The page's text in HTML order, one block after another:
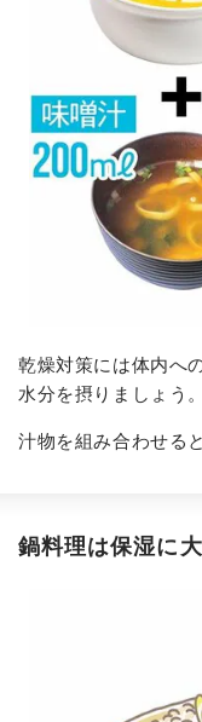
乾燥対策には体内へ
水分を摂りましょう。
汁物を組み合わせる
鍋料理は保湿に